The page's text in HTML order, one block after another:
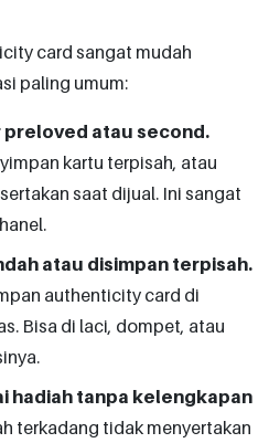
card sangat mudah
paling umum:
preloved atau second.
kartu terpisah, atau
saat dijual. Ini sangat
atau disimpan terpisah.
authenticity card di
Bisa di laci, dompet, atau
hadiah tanpa kelengkapan
terkadang tidak menyertakan